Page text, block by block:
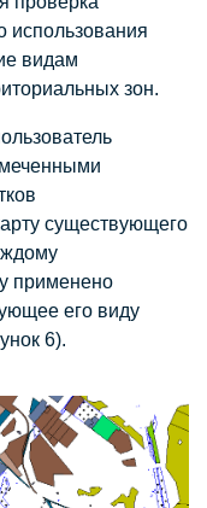
использования
видам
зон.
существующего
применено
его виду
6).